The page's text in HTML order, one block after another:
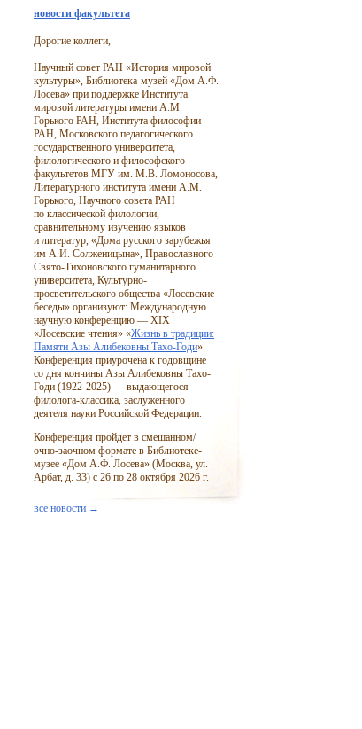
новости факультета
Дорогие коллеги,
Научный совет РАН «История мировой
культуры», Библиотека-музей «Дом А.Ф.
Лосева» при поддержке Института
мировой литературы имени А.М.
Горького РАН, Института философии
РАН, Московского педагогического
государственного университета,
филологического и философского
факультетов МГУ им. М.В. Ломоносова,
Литературного института имени А.М.
Горького, Научного совета РАН
по классической филологии,
сравнительному изучению языков
и литератур, «Дома русского зарубежья
им А.И. Солженицына», Православного
Свято-Тихоновского гуманитарного
университета, Культурно-
просветительского общества «Лосевские
беседы» организуют: Международную
научную конференцию — XIX
«Лосевские чтения» «Жизнь в традиции:
Памяти Азы Алибековны Тахо-Годи»
Конференция приурочена к годовщине
со дня кончины Азы Алибековны Тахо-
Годи (1922-2025) — выдающегося
филолога-классика, заслуженного
деятеля науки Российской Федерации.
Конференция пройдет в смешанном/
очно-заочном формате в Библиотеке-
музее «Дом А.Ф. Лосева» (Москва, ул.
Арбат, д. 33) с 26 по 28 октября 2026 г.
все новости →